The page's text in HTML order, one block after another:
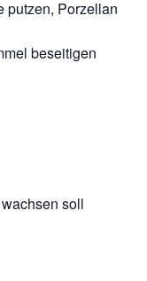
putzen, Porzellan
beseitigen
soll